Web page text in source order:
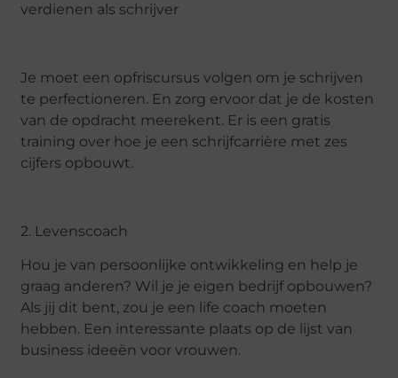
verdienen als schrijver
Je moet een opfriscursus volgen om je schrijven
te perfectioneren. En zorg ervoor dat je de kosten
van de opdracht meerekent. Er is een gratis
training over hoe je een schrijfcarrière met zes
cijfers opbouwt.
2. Levenscoach
Hou je van persoonlijke ontwikkeling en help je
graag anderen? Wil je je eigen bedrijf opbouwen?
Als jij dit bent, zou je een life coach moeten
hebben. Een interessante plaats op de lijst van
business ideeën voor vrouwen.